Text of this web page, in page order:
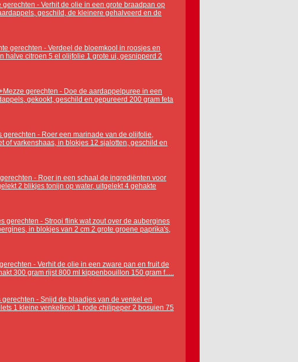
- Verhit de olie in een grote braadpan op
geschild, de kleinere gehalveerd en de
gerechten - Verdeel de bloemkool in roosjes en
halve citroen 5 el olijfolie 1 grote ui, gesnipperd 2
gerechten - Doe de aardappelpuree in een
gekookt, geschild en gepureerd 200 gram feta
- Roer een marinade van de olijfolie,
of varkenshaas, in blokjes 12 sjalotten, geschild en
- Roer in een schaal de ingrediënten voor
2 blikjes tonijn op water, uitgelekt 4 gehakte
gerechten - Strooi flink wat zout over de aubergines
in blokjes van 2 cm 2 grote groene paprika's,
- Verhit de olie in een zware pan en fruit de
300 gram rijst 800 ml kippenbouillon 150 gram f.....
- Snijd de blaadjes van de venkel en
1 kleine venkelknol 1 rode chilipeper 2 bosuien 75